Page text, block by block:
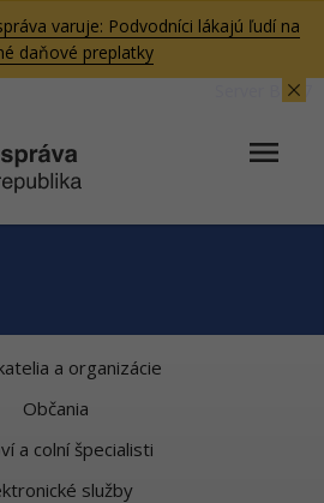
varuje: Podvodníci lákajú ľudí na
daňové preplatky
Server BB07
a organizácie
Občania
a colní špecialisti
služby